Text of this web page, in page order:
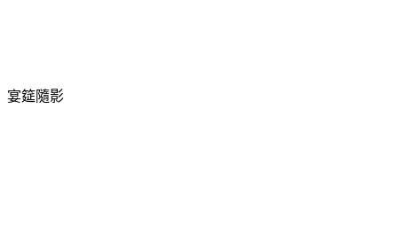
宴筵隨影